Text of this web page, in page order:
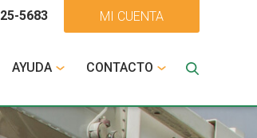
5683 MI CUENTA
AYUDA CONTACTO